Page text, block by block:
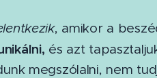
, amikor a
és azt
megszólalni, nem